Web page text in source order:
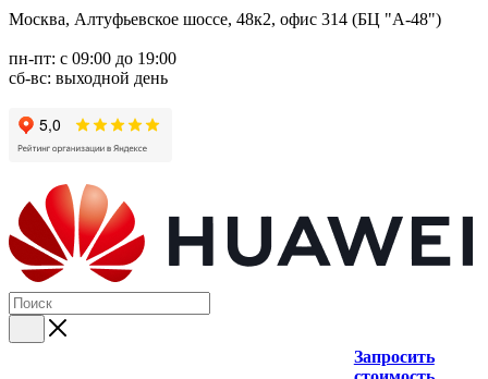
Москва, Алтуфьевское шоссе, 48к2, офис 314 (БЦ "А-48")
пн-пт: с 09:00 до 19:00
сб-вс: выходной день
Запросить